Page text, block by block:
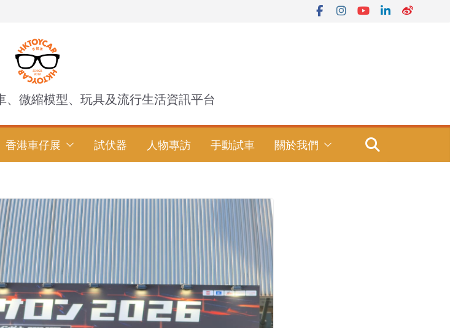
微縮模型、玩具及流行生活資訊平台
香港車仔展 試伏器 人物專訪 手動試車 關於我們